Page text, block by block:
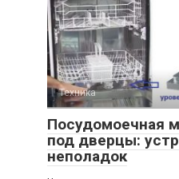
Техника
Посудомоечная
под дверцы:
неполадок